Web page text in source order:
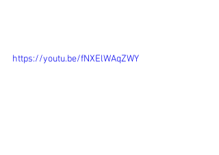
https://youtu.be/fNXElWAqZWY